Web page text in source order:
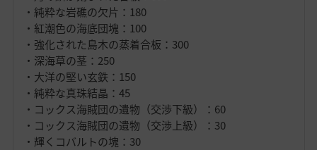
・純粋な岩礁の欠片：180
・紅潮色の海底団塊：100
・強化された島木の蒸着合板：300
・深海草の茎：250
・大洋の堅い玄鉄：150
・純粋な真珠結晶：45
・コックス海賊団の遺物（交渉下級）：60
・コックス海賊団の遺物（交渉上級）：30
・輝くコバルトの塊：30